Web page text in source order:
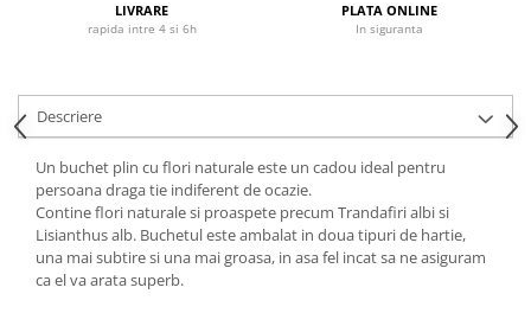
LIVRARE
rapida intre 4 si 6h
PLATA ONLINE
In siguranta
Descriere
Un buchet plin cu flori naturale este un cadou ideal pentru
persoana draga tie indiferent de ocazie.
Contine flori naturale si proaspete precum Trandafiri albi si
Lisianthus alb. Buchetul este ambalat in doua tipuri de hartie,
una mai subtire si una mai groasa, in asa fel incat sa ne asiguram
ca el va arata superb.